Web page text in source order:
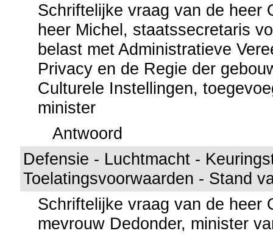
Schriftelijke vraag van de heer
heer Michel, staatssecretaris
belast met Administratieve
Privacy en de Regie der
Culturele Instellingen,
minister
Antwoord
Defensie - Luchtmacht -
Toelatingsvoorwaarden - Stand
Schriftelijke vraag van de heer
mevrouw Dedonder, minister